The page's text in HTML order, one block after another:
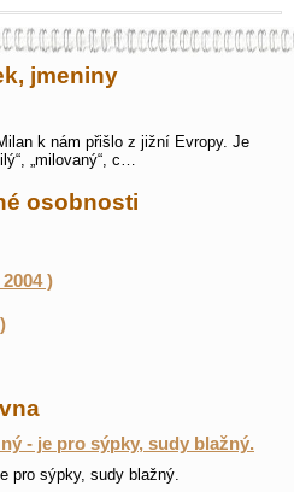
jmeniny
k nám přišlo z jižní Evropy. Je
„milovaný“, c…
osobnosti
)
- je pro sýpky, sudy blažný.
pro sýpky, sudy blažný.